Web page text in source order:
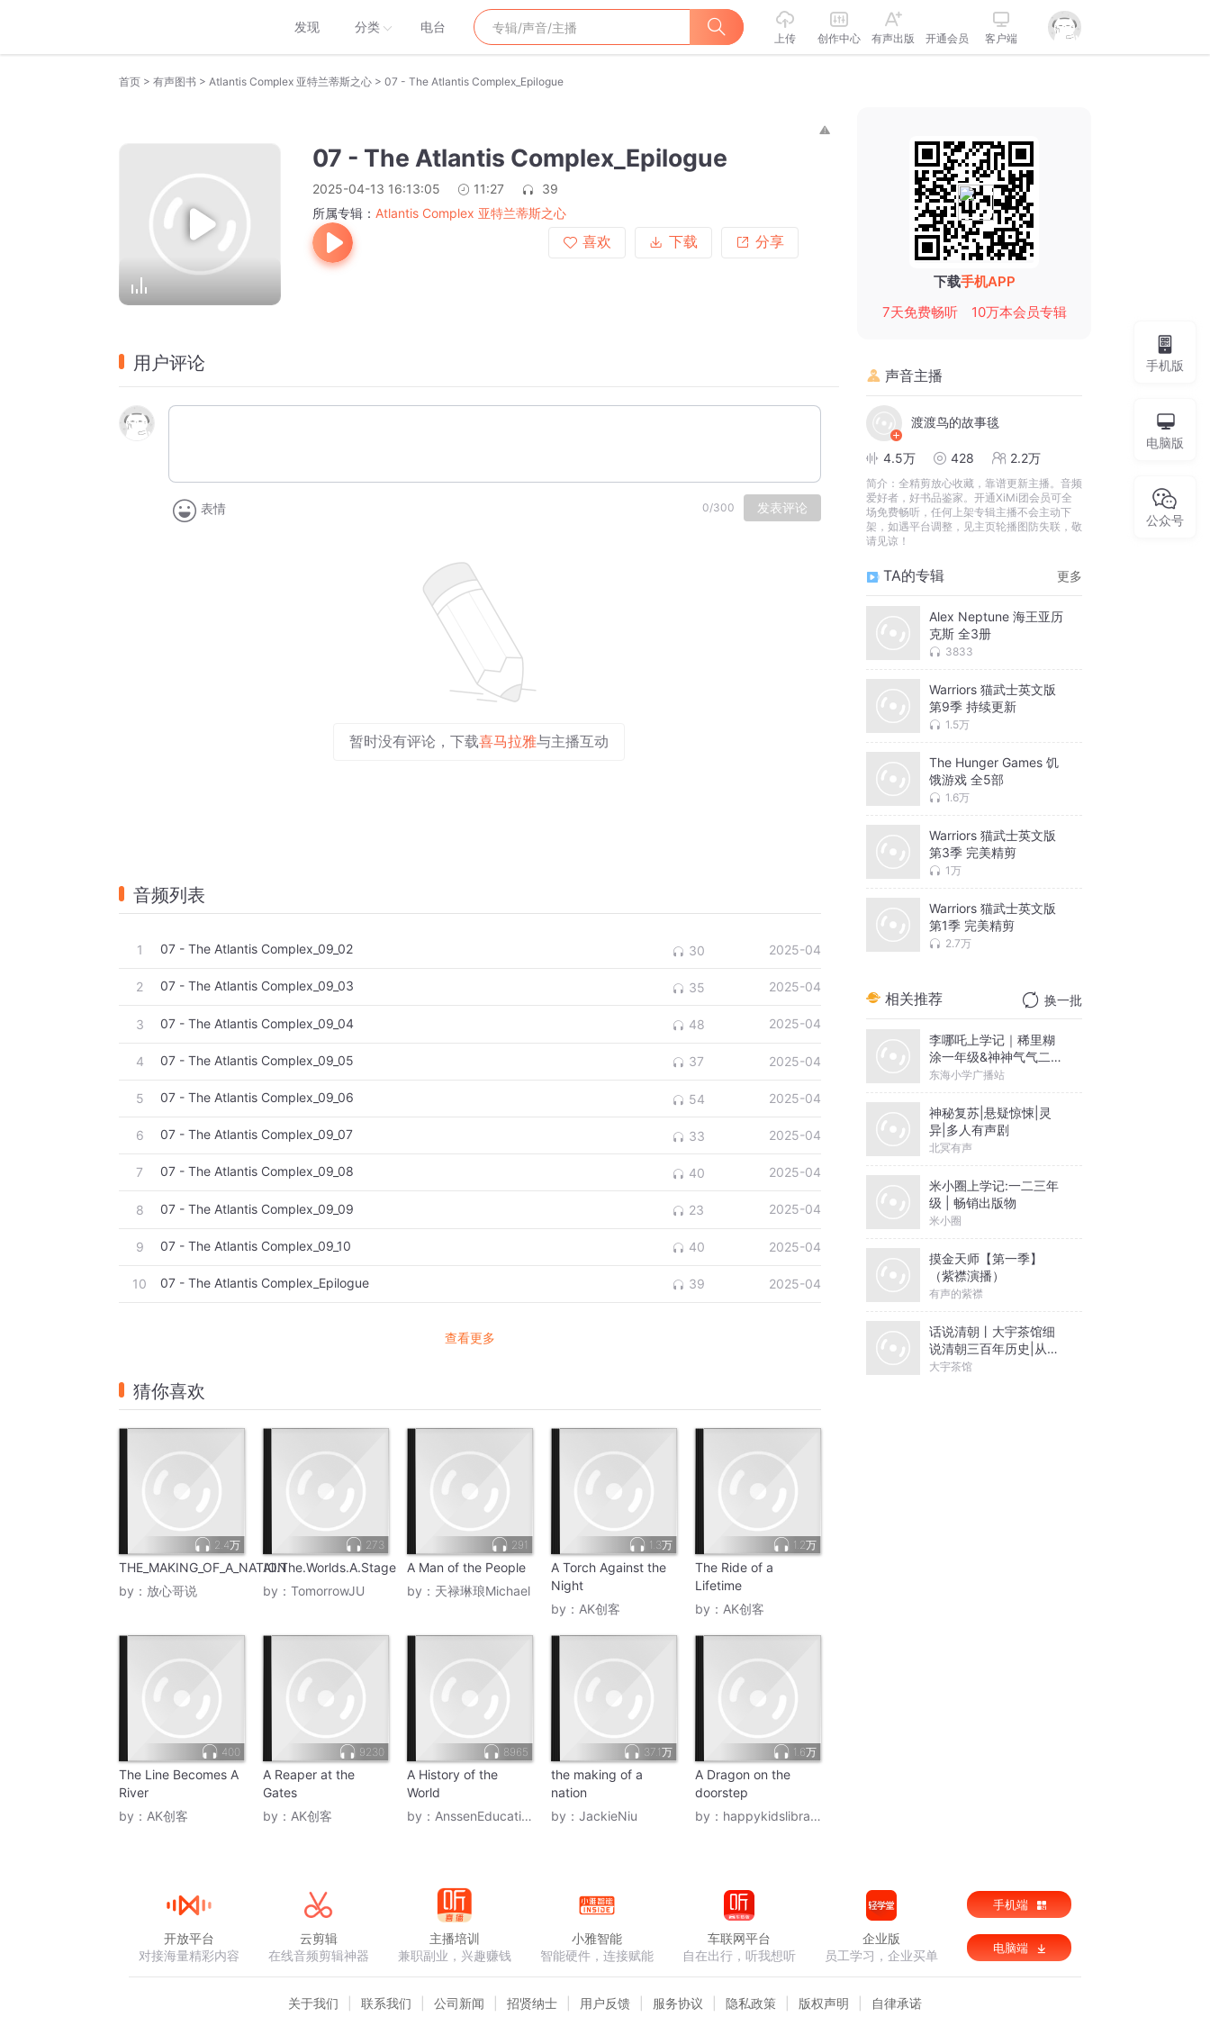
发现 分类 电台
上传 创作中心 有声出版 开通会员 客户端
首页 > 有声图书 > Atlantis Complex 亚特兰蒂斯之心 > 07 - The Atlantis Complex_Epilogue
07 - The Atlantis Complex_Epilogue
2025-04-13 16:13:05 11:27
39
所属专辑： Atlantis Complex 亚特兰蒂斯之心
喜欢
下载 分享
用户评论
表情 0/300 发表评论
暂时没有评论，下载喜马拉雅与主播互动
音频列表
1 07 - The Atlantis Complex_09_02 30 2025-04
2 07 - The Atlantis Complex_09_03 35 2025-04
3 07 - The Atlantis Complex_09_04 48 2025-04
4 07 - The Atlantis Complex_09_05 37 2025-04
5 07 - The Atlantis Complex_09_06 54 2025-04
6 07 - The Atlantis Complex_09_07 33 2025-04
7 07 - The Atlantis Complex_09_08 40 2025-04
8 07 - The Atlantis Complex_09_09 23 2025-04
9 07 - The Atlantis Complex_09_10 40 2025-04
10 07 - The Atlantis Complex_Epilogue 39 2025-04
查看更多
猜你喜欢
2.4万
THE_MAKING_OF_A_NATION
by： 放心哥说
273
All.The.Worlds.A.Stage
by： TomorrowJU
291
A Man of the People
by： 天禄琳琅Michael
1.3万
A Torch Against the
Night
by： AK创客
1.2万
The Ride of a
Lifetime
by： AK创客
400
The Line Becomes A
River
by： AK创客
9230
A Reaper at the
Gates
by： AK创客
8965
A History of the
World
by： AnssenEducation
37.1万
the making of a
nation
by： JackieNiu
1.6万
A Dragon on the
doorstep
by： happykidslibrary
下载手机APP
7天免费畅听
10万本会员专辑
声音主播
渡渡鸟的故事毯
4.5万 428 2.2万
简介： 全精剪放心收藏，靠谱更新主播。音频
爱好者，好书品鉴家。开通XiMi团会员可全
场免费畅听，任何上架专辑主播不会主动下
架，如遇平台调整，见主页轮播图防失联，敬
请见谅！
TA的专辑 更多
Alex Neptune 海王亚历
克斯 全3册
3833
Warriors 猫武士英文版
第9季 持续更新
1.5万
The Hunger Games 饥
饿游戏 全5部
1.6万
Warriors 猫武士英文版
第3季 完美精剪
1万
Warriors 猫武士英文版
第1季 完美精剪
2.7万
相关推荐 换一批
李哪吒上学记｜稀里糊
涂一年级&神神气气二年
级
东海小学广播站
神秘复苏|悬疑惊悚|灵
异|多人有声剧
北冥有声
米小圈上学记:一二三年
级 | 畅销出版物
米小圈
摸金天师【第一季】
（紫襟演播）
有声的紫襟
话说清朝丨大宇茶馆细
说清朝三百年历史|从努
尔哈赤到末代皇帝溥仪|
大宇茶馆
手机版
电脑版
公众号
开放平台
对接海量精彩内容
云剪辑
在线音频剪辑神器
主播培训
兼职副业，兴趣赚钱
小雅智能
智能硬件，连接赋能
车联网平台
自在出行，听我想听
企业版
员工学习，企业买单
手机端
电脑端
关于我们 联系我们 公司新闻 招贤纳士 用户反馈 服务协议 隐私政策 版权声明 自律承诺